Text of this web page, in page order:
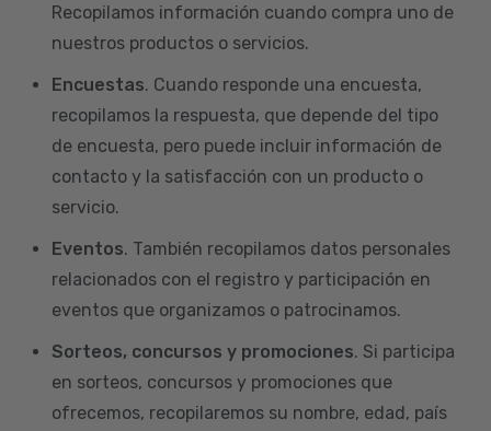
Recopilamos información cuando compra uno de
nuestros productos o servicios.
Encuestas. Cuando responde una encuesta,
recopilamos la respuesta, que depende del tipo
de encuesta, pero puede incluir información de
contacto y la satisfacción con un producto o
servicio.
Eventos. También recopilamos datos personales
relacionados con el registro y participación en
eventos que organizamos o patrocinamos.
Sorteos, concursos y promociones. Si participa
en sorteos, concursos y promociones que
ofrecemos, recopilaremos su nombre, edad, país